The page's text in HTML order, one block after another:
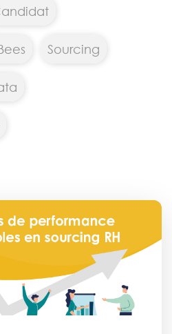
Sourcing